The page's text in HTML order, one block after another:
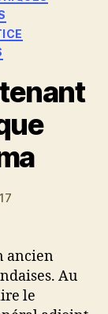
ancien
Au
le